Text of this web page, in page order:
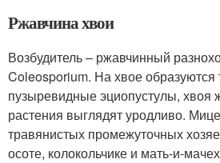
Ржавчина хвои
Возбудитель – ржавчинный
Coleosporium. На хвое
пузыревидные эциопустулы, хвоя
растения выглядят уродливо.
травянистых промежуточных
осоте, колокольчике и мать-и-